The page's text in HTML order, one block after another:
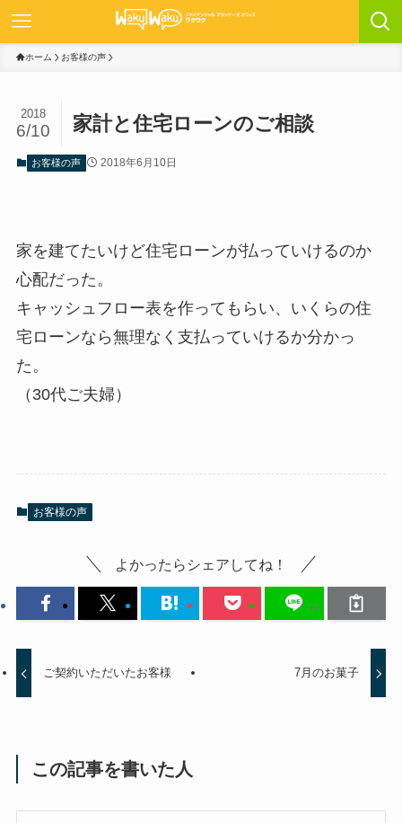
ホーム お客様の声
家計と住宅ローンのご相談
2018
6/10
お客様の声 2018年6月10日
家を建てたいけど住宅ローンが払っていけるのか
心配だった。
キャッシュフロー表を作ってもらい、いくらの住
宅ローンなら無理なく支払っていけるか分かっ
た。
（30代ご夫婦）
お客様の声
よかったらシェアしてね！
ご契約いただいたお客様 7月のお菓子
この記事を書いた人